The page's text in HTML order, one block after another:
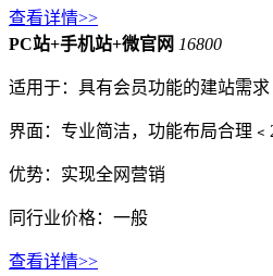
查看详情>>
PC站+手机站+微官网 16800
适用于：具有会员功能的建站需求
界面：专业简洁，功能布局合理
优势：实现全网营销
同行业价格：一般
查看详情>>